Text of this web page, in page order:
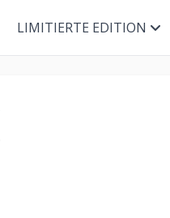
LIMITIERTE EDITION